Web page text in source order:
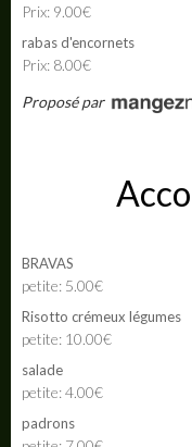
Prix: 9.00€
rabas d'encornets
Prix: 8.00€
Proposé par
BRAVAS
petite: 5.00€
Risotto crémeux légumes
petite: 10.00€
salade
petite: 4.00€
padrons